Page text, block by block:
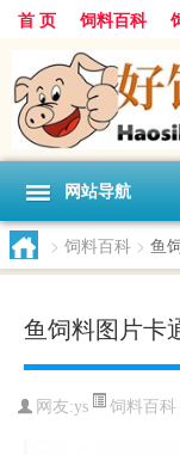
首 页 饲料百科
网站导航
> 饲料百科 > 鱼
鱼饲料图片卡
网友:ys 饲料百科